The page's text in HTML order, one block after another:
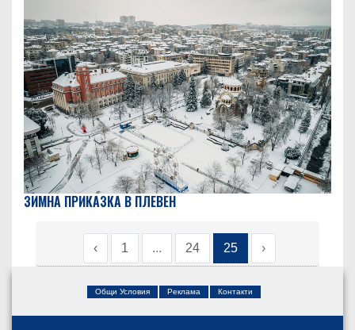
ЗИМНА ПРИКАЗКА В ПЛЕВЕН
‹ 1 ... 24 25 ›
Общи Условия Реклама Контакти